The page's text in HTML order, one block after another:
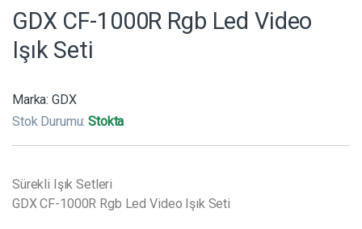
GDX CF-1000R Rgb Led Video
Işık Seti
Marka: GDX
Stok Durumu:Stokta
Sürekli Işık Setleri
GDX CF-1000R Rgb Led Video Işık Seti